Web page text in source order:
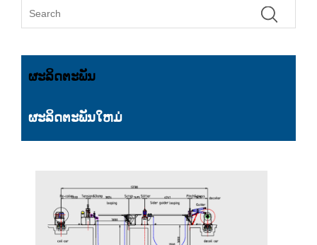
ຜະລິດຕະພັນ
ຜະລິດຕະພັນໃຫມ່